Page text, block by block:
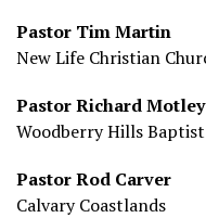
Pastor Tim Martin
New Life Christian
Pastor Richard Motley
Woodberry Hills
Pastor Rod Carver
Calvary Coastlands